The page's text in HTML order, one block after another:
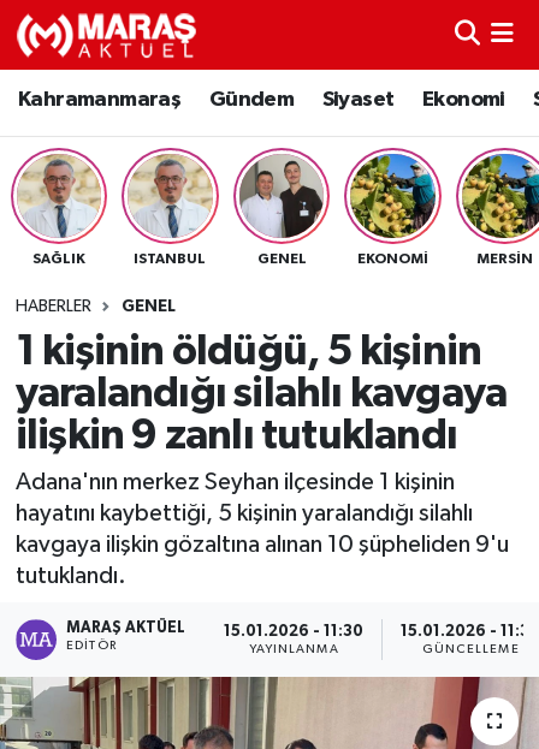
Kahramanmaraş Gündem Siyaset Ekonomi
SAĞLIK ISTANBUL GENEL EKONOMI MERSIN
HABERLER GENEL
1 kişinin öldüğü, 5 kişinin
yaralandığı silahlı kavgaya
ilişkin 9 zanlı tutuklandı
Adana'nın merkez Seyhan ilçesinde 1 kişinin
hayatını kaybettiği, 5 kişinin yaralandığı silahlı
kavgaya ilişkin gözaltına alınan 10 şüpheliden 9'u
tutuklandı.
MARAŞ AKTÜEL
EDITÖR
15.01.2026 - 11:30
YAYINLANMA
15.01.2026 -
GÜNCELLEME
Kahramanmaraş
Gündem
Siyaset
Spor
Sağlık
Eğitim
Dünya
Kültür Sanat
Nöbetçi Eczaneler
Hava Durumu
Namaz Vakitleri
TFF 3.Lig 4.Grup Puan Durumu ve Fikstür
Tüm Manşetler
Haber Arşivi